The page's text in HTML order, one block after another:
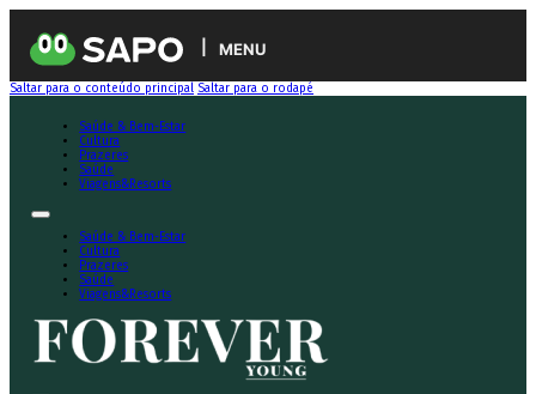
MENU
Saltar para o conteúdo principal Saltar para o rodapé
Saúde & Bem-Estar
Cultura
Prazeres
Saúde
Viagens&Resorts
Saúde & Bem-Estar
Cultura
Prazeres
Saúde
Viagens&Resorts